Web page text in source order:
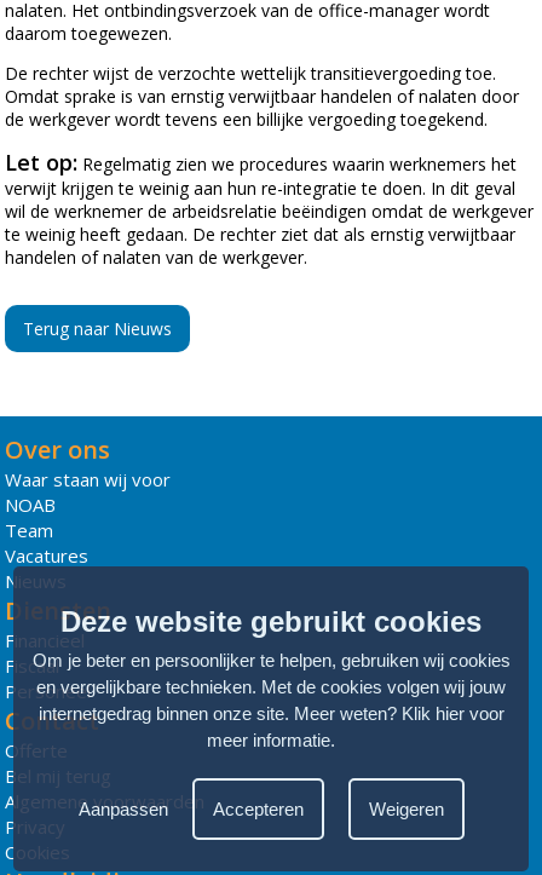
nalaten. Het ontbindingsverzoek van de office-manager wordt
daarom toegewezen.
De rechter wijst de verzochte wettelijk transitievergoeding toe.
Omdat sprake is van ernstig verwijtbaar handelen of nalaten door
de werkgever wordt tevens een billijke vergoeding toegekend.
Let op: Regelmatig zien we procedures waarin werknemers het
verwijt krijgen te weinig aan hun re-integratie te doen. In dit geval
wil de werknemer de arbeidsrelatie beëindigen omdat de werkgever
te weinig heeft gedaan. De rechter ziet dat als ernstig verwijtbaar
handelen of nalaten van de werkgever.
Terug naar Nieuws
Over ons
Waar staan wij voor
NOAB
Team
Vacatures
Nieuws
Diensten
Financieel
Fiscaal
Personeel
Contact
Offerte
Bel mij terug
Algemene voorwaarden
Privacy
Cookies
Deze website gebruikt cookies
Om je beter en persoonlijker te helpen, gebruiken wij cookies
en vergelijkbare technieken. Met de cookies volgen wij jouw
internetgedrag binnen onze site. Meer weten? Klik hier voor
meer informatie.
Aanpassen Accepteren Weigeren